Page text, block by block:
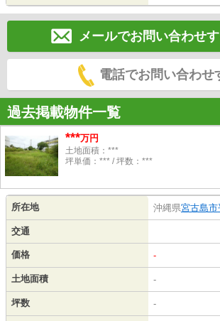
メールでお問い合わせ
電話でお問い合わせ
過去掲載物件一覧
***万円
土地面積：***
坪単価：*** / 坪数：***
所在地 沖縄県宮古島市
交通
価格 -
土地面積 -
坪数 -